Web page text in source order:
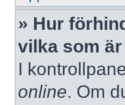
» Hur
vilka som
I
online. Om